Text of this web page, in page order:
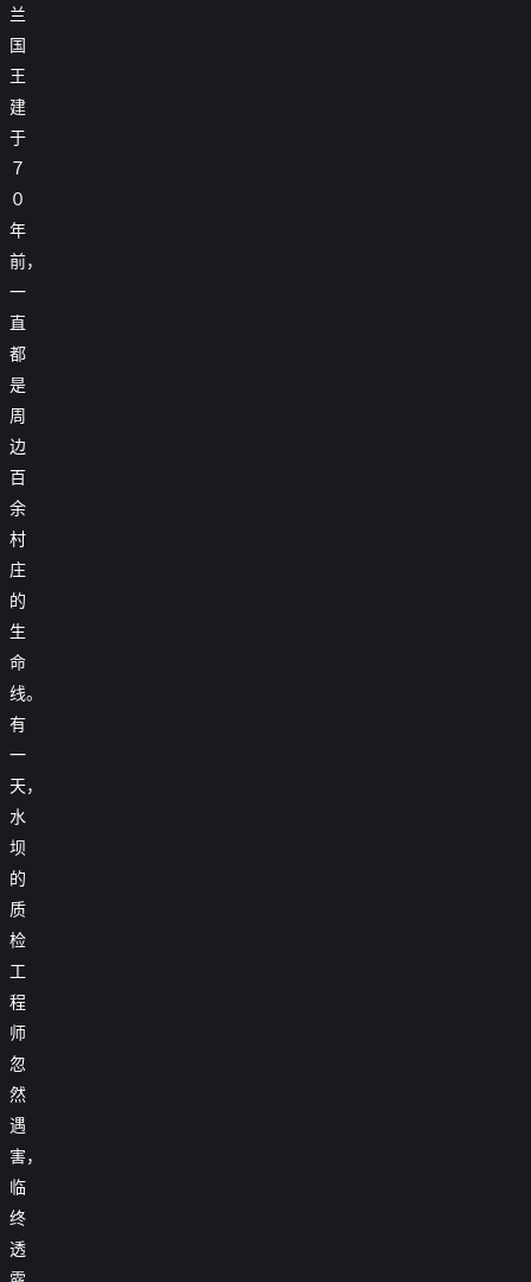
兰
国
王
建
于
７
０
年
前，
一
直
都
是
周
边
百
余
村
庄
的
生
命
线。
有
一
天，
水
坝
的
质
检
工
程
师
忽
然
遇
害，
临
终
透